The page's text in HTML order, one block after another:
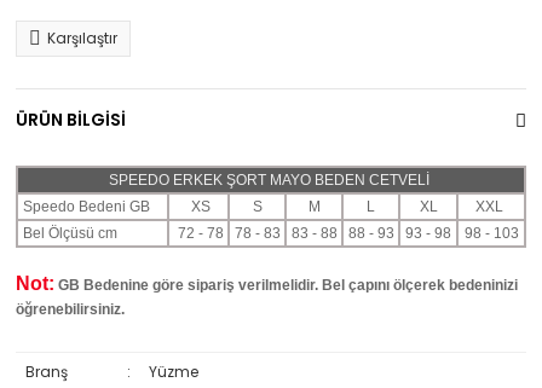
Karşılaştır
ÜRÜN BİLGİSİ
SPEEDO ERKEK ŞORT MAYO BEDEN CETVELİ
Speedo Bedeni GB
XS S M L XL
XXL
Bel Ölçüsü cm
72 - 78 78 - 83 83 - 88 88 - 93 93 - 98 98 - 103
Not: GB Bedenine göre sipariş verilmelidir. Bel çapını ölçerek bedeninizi
öğrenebilirsiniz.
Branş :
Yüzme